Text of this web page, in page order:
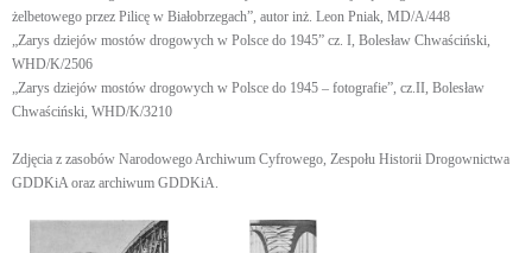
żelbetowego przez Pilicę w Białobrzegach”, autor inż. Leon Pniak, MD/A/448
„Zarys dziejów mostów drogowych w Polsce do 1945” cz. I, Bolesław Chwaściński,
WHD/K/2506
„Zarys dziejów mostów drogowych w Polsce do 1945 – fotografie”, cz.II, Bolesław
Chwaściński, WHD/K/3210
Zdjęcia z zasobów Narodowego Archiwum Cyfrowego, Zespołu Historii Drogownictwa
GDDKiA oraz archiwum GDDKiA.